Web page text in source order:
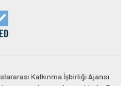
Kalkınma İşbirliği Ajansı